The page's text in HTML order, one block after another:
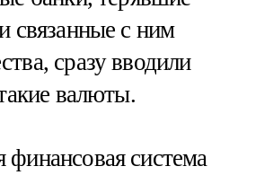
связанные с ним
сразу вводили
валюты.
система